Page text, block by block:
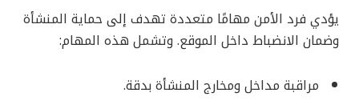
يؤدي فرد الأمن مهامًا متعددة تهدف إلى حماية المنشأة
وضمان الانضباط داخل الموقع. وتشمل هذه المهام:
مراقبة مداخل ومخارج المنشأة بدقة.